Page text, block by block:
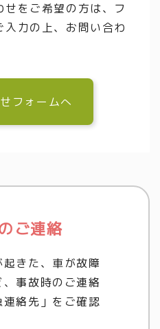
をご希望の方は、フ
入力の上、お問い合わ
フォームへ
ご連絡
きた、車が故障
事故時のご連絡
絡先」をご確認